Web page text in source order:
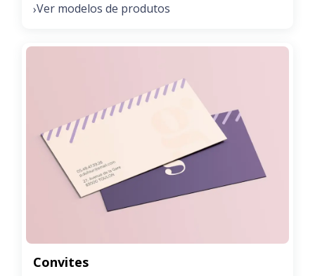
›Ver modelos de produtos
Convites